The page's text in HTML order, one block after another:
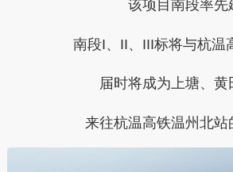
该项目南段率先
南段I、II、III标将与杭温
届时将成为上塘、黄
来往杭温高铁温州北站